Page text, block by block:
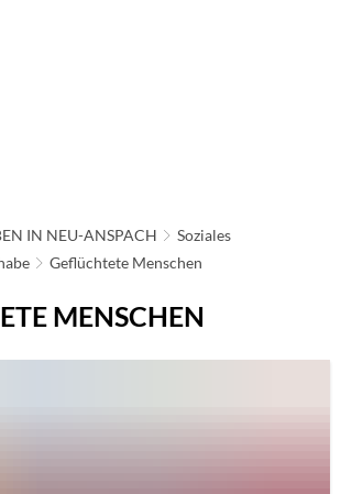
IN NEU-ANSPACH
Soziales
Geflüchtete Menschen
MENSCHEN